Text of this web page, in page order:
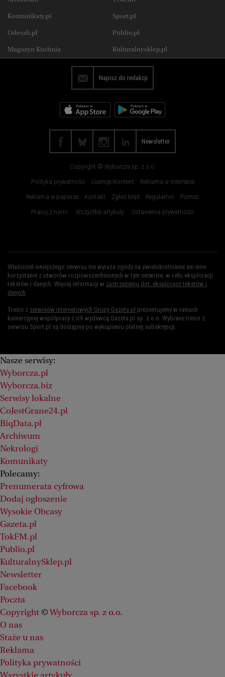
Katowice Kielce
Koszalin Kraków
Lublin Łódź
Olsztyn Opole
Poznań
Sosnowiec
Toruń
Wrocław
Zielona Góra
Komunikaty.pl
Odeszli.pl
Magazyn Kuchnia
Sport.pl
Publio.pl
Kulturalnysklep.pl
Napisz do redakcji
Newsletter
Copyright © Wyborcza sp. z o.o.
Polityka prywatności
Licencje/Kontent
Reklama w Internecie
Reklama w papierze
Kontakt Zgłoś błąd Regulamin
Pomoc
Pracuj z nami
Wszystkie artykuły Ustawienia prywatności
Właściciel niniejszego serwisu nie wyraża zgody na zwielokrotnianie ani inne
korzystanie z utworów rozpowszechnionych w tym serwisie, w celu eksploracji
tekstów i danych. Więcej informacji w zastrzeżeniu dot. eksploracji tekstów i
danych.
Treści z serwisów internetowych Grupy Gazeta.pl prezentujemy w ramach
komercyjnej współpracy z ich wydawcą Gazeta.pl sp. z o.o. Wybrane treści z
serwisu Sport.pl są dostępne po wykupieniu płatnej subskrypcji.
Nasze serwisy:
Wyborcza.pl
Wyborcza.biz
Serwisy lokalne
CoJestGrane24.pl
BiqData.pl
Archiwum
Nekrologi
Komunikaty
Polecamy:
Prenumerata cyfrowa
Dodaj ogłoszenie
Wysokie Obcasy
Gazeta.pl
TokFM.pl
Publio.pl
KulturalnySklep.pl
Newsletter
Facebook
Poczta
Copyright © Wyborcza sp. z o.o.
O nas
Staże u nas
Reklama
Polityka prywatności
Wszystkie artykuły